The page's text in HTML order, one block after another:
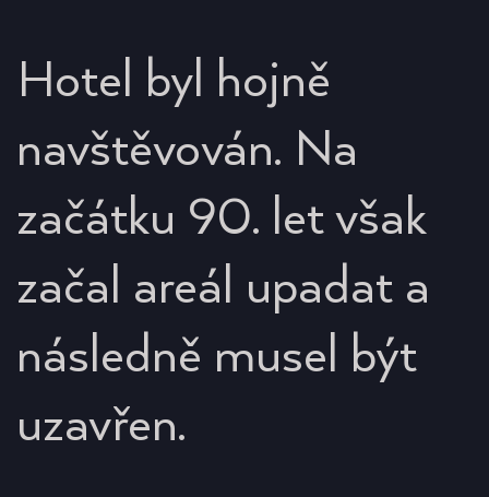
Hotel byl hojně
navštěvován. Na
začátku 90. let však
začal areál upadat a
následně musel být
uzavřen.